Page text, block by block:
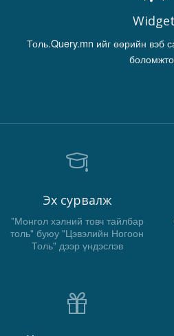
Widget
Толь.Query.mn ийг өөрийн вэб
Эх сурвалж
"Монгол хэлний товч тайлбар
толь" буюу "Цэвэлийн Ногоон
Толь" дээр үндэслэв